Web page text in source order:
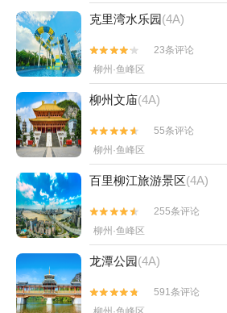
克里湾水乐园(4A)


23条评论
柳州·鱼峰区
柳州文庙(4A)


55条评论
柳州·鱼峰区
百里柳江旅游景区(4A)


255条评论
柳州·鱼峰区
龙潭公园(4A)


591条评论